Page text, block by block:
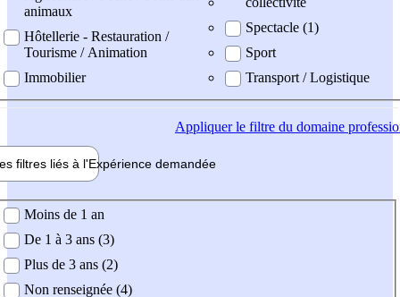
animaux
Hôtellerie - Restauration /
Tourisme / Animation
Immobilier
Spectacle (1)
Sport
Transport / Logistique
Appliquerle filtre du domaine
filtres liés à l'Expérience demandée
demandée
Moins de 1 an
De 1 à 3 ans (3)
Plus de 3 ans (2)
Non renseignée (4)